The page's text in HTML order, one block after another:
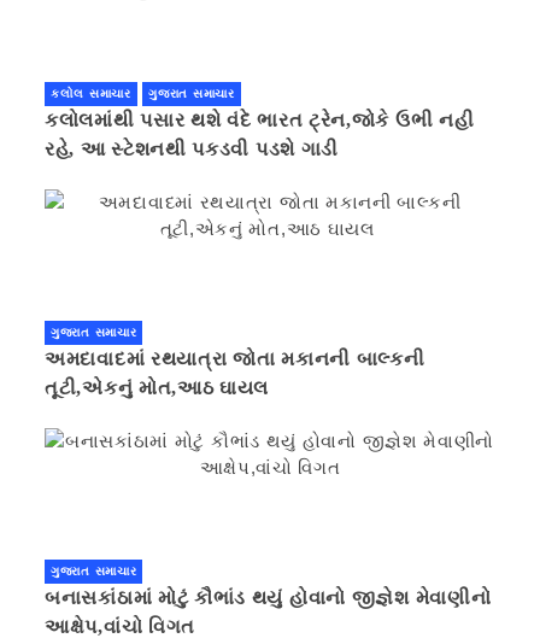
કલોલ સમાચાર ગુજરાત સમાચાર
કલોલમાંથી પસાર થશે વંદે ભારત ટ્રેન,જોકે ઉભી નહી
રહે, આ સ્ટેશનથી પકડવી પડશે ગાડી
ગુજરાત સમાચાર
અમદાવાદમાં રથયાત્રા જોતા મકાનની બાલ્કની
તૂટી,એકનું મોત,આઠ ઘાયલ
ગુજરાત સમાચાર
બનાસકાંઠામાં મોટું કૌભાંડ થયું હોવાનો જીજ્ઞેશ મેવાણીનો
આક્ષેપ,વાંચો વિગત